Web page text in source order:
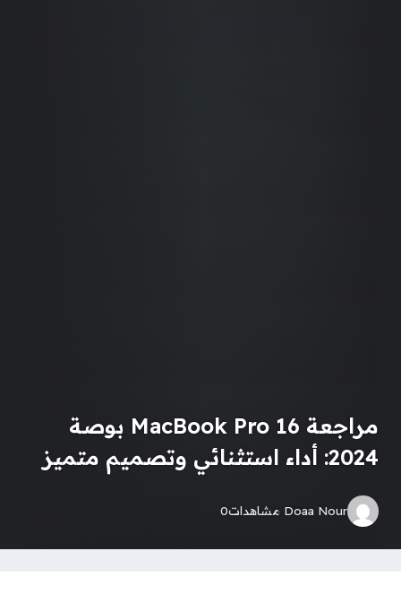
مراجعة MacBook Pro 16 بوصة
2024: أداء استثنائي وتصميم متميز
Doaa Nour مشاهدات0